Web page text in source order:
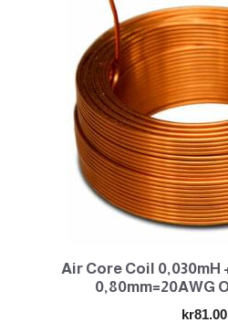
Air Core Coil 0,030mH
0,80mm=20AWG
kr81.00